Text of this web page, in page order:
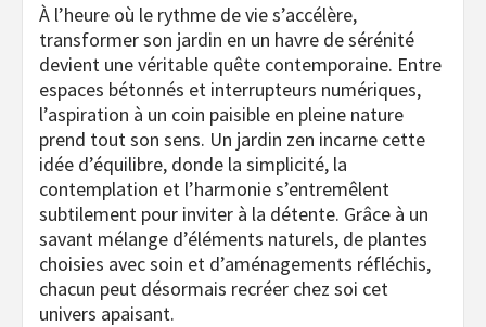
À l’heure où le rythme de vie s’accélère,
transformer son jardin en un havre de sérénité
devient une véritable quête contemporaine. Entre
espaces bétonnés et interrupteurs numériques,
l’aspiration à un coin paisible en pleine nature
prend tout son sens. Un jardin zen incarne cette
idée d’équilibre, donde la simplicité, la
contemplation et l’harmonie s’entremêlent
subtilement pour inviter à la détente. Grâce à un
savant mélange d’éléments naturels, de plantes
choisies avec soin et d’aménagements réfléchis,
chacun peut désormais recréer chez soi cet
univers apaisant.